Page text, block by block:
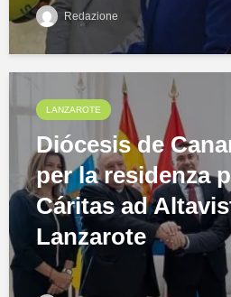
Redazione
LANZAROTE
Diócesis de
per la residenza
Cáritas ad
Lanzarote